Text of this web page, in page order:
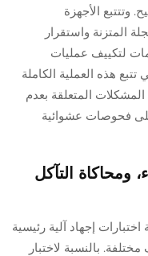
وتتتبع الأجهزة
المتزنة واستقرار
لتكييف عمليات
هذه العملية الكاملة
نحو 37 بالمئة في المشكلات المتعلقة بعدم
فحوصات عشوائية
ومحاكاة التآكل
اختبارات إجهاد آلية رئيسية
بالنسبة لاختبار